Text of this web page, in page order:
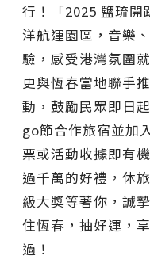
行！「2025 鹽琉
洋航運園區，音樂
驗，感受港灣氛圍
更與恆春當地聯手
動，鼓勵民眾即日
go節合作旅宿並加
票或活動收據即有
過千萬的好禮，休
級大獎等著你，誠
住恆春，抽好運，
過！